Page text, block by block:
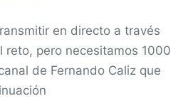
en directo a través
reto, pero necesitamos 1000
de Fernando Caliz que